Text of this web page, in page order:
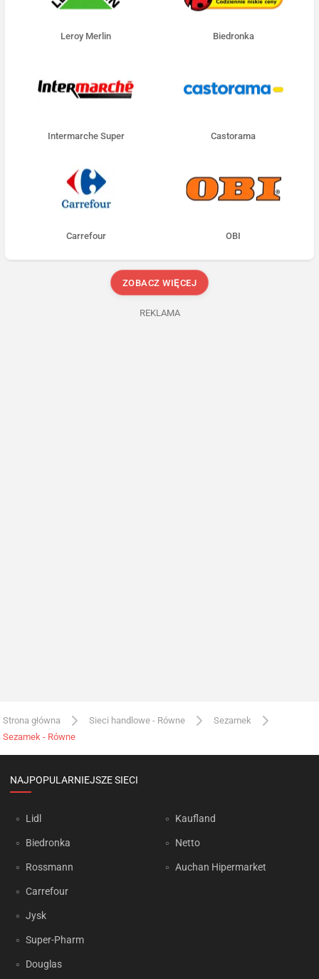
Leroy Merlin Biedronka
Intermarche Super Castorama
Carrefour OBI
ZOBACZ WIĘCEJ
REKLAMA
Strona główna Sieci handlowe - Równe
Sezamek
Sezamek - Równe
NAJPOPULARNIEJSZE SIECI
Lidl
Biedronka
Rossmann
Carrefour
Jysk
Super-Pharm
Douglas
Kaufland
Netto
Auchan Hipermarket